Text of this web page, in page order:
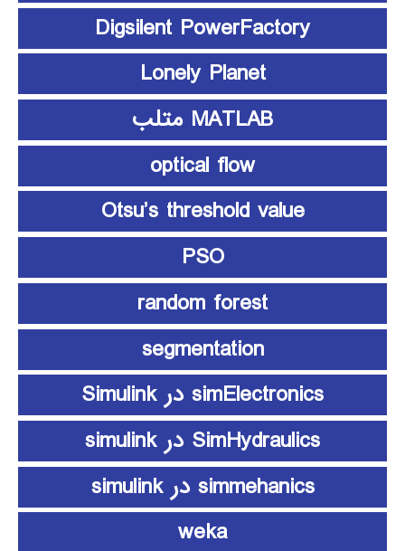
Digsilent PowerFactory
Lonely Planet
MATLAB متلب
optical flow
Otsu’s threshold value
PSO
random forest
segmentation
simElectronics در Simulink
SimHydraulics در simulink
simmehanics در simulink
weka